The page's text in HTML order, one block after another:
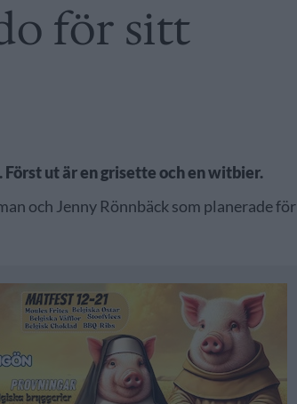
för sitt
ut är en grisette och en witbier.
och Jenny Rönnbäck som planerade för